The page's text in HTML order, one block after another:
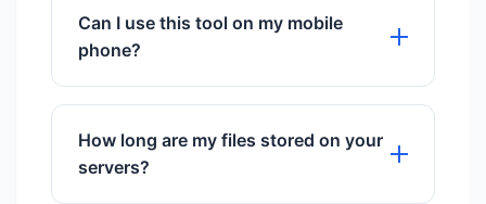
की जाती हैं और 60 मिनट बाद हमारे सर्वर से हटा दी
जाती हैं।
Can I use this tool on my mobile
phone?
Yes, it works perfectly on all mobile
browsers including iOS and Android.
How long are my files stored on your
servers?